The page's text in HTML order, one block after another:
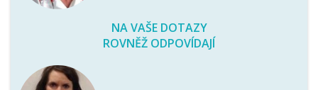
NA VAŠE DOTAZY
ROVNĚŽ ODPOVÍDAJÍ